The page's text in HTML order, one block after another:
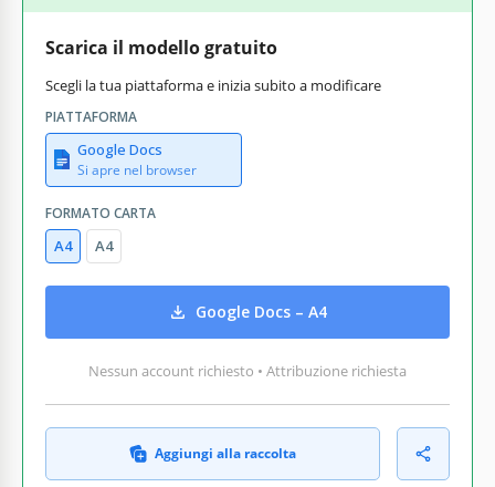
Scarica il modello gratuito
Scegli la tua piattaforma e inizia subito a modificare
PIATTAFORMA
Google Docs
Si apre nel browser
FORMATO CARTA
A4 A4
Google Docs – A4
Nessun account richiesto • Attribuzione richiesta
Aggiungi alla raccolta